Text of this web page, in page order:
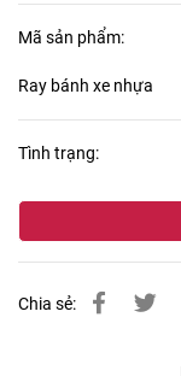
Mã sản phẩm:
Ray bánh xe nhựa
Tình trạng:
Chia sẻ: